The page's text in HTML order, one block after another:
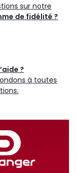
sur notre
de fidélité ?
?
à toutes